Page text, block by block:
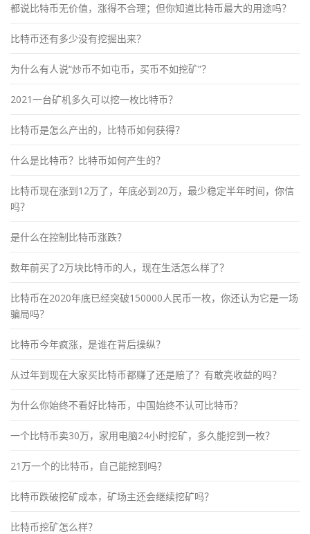
都说比特币无价值，涨得不合理；但你知道比特币最大的用途吗？
比特币还有多少没有挖掘出来？
为什么有人说“炒币不如屯币，买币不如挖矿”？
2021一台矿机多久可以挖一枚比特币？
比特币是怎么产出的，比特币如何获得？
什么是比特币？比特币如何产生的？
比特币现在涨到12万了，年底必到20万，最少稳定半年时间，你信
吗？
是什么在控制比特币涨跌？
数年前买了2万块比特币的人，现在生活怎么样了？
比特币在2020年底已经突破150000人民币一枚，你还认为它是一场
骗局吗？
比特币今年疯涨，是谁在背后操纵？
从过年到现在大家买比特币都赚了还是赔了？有敢亮收益的吗？
为什么你始终不看好比特币，中国始终不认可比特币？
一个比特币卖30万，家用电脑24小时挖矿，多久能挖到一枚？
21万一个的比特币，自己能挖到吗？
比特币跌破挖矿成本，矿场主还会继续挖矿吗？
比特币挖矿怎么样？